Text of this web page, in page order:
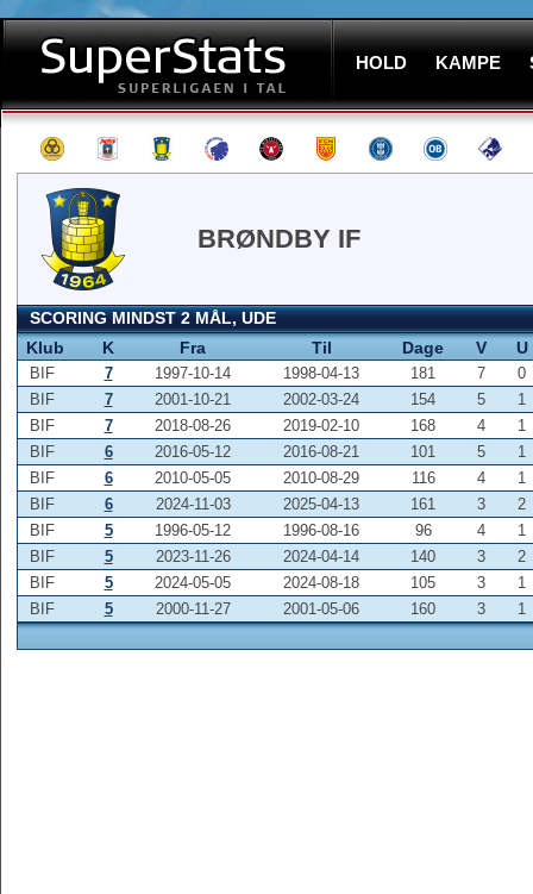
HOLD KAMPE
BRØNDBY IF
SCORING MINDST 2 MÅL, UDE
Klub
K Fra Til Dage V U
BIF 7 1997-10-14 1998-04-13 181 7
0
BIF
7 2001-10-21 2002-03-24 154 5
1
BIF
7 2018-08-26 2019-02-10 168 4
1
BIF
6 2016-05-12 2016-08-21 101 5
1
BIF
6 2010-05-05 2010-08-29 116 4
1
BIF
6 2024-11-03 2025-04-13 161 3
2
BIF
5 1996-05-12 1996-08-16 96 4
1
BIF
5 2023-11-26 2024-04-14 140 3
2
BIF
5 2024-05-05 2024-08-18 105 3
1
BIF
5 2000-11-27 2001-05-06 160 3 1